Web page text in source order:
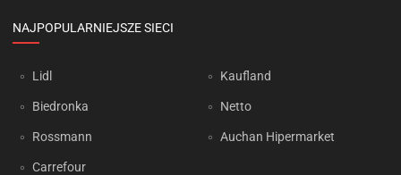
NAJPOPULARNIEJSZE SIECI
Lidl
Biedronka
Rossmann
Carrefour
Kaufland
Netto
Auchan Hipermarket